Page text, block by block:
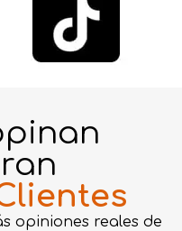
opiniones reales de